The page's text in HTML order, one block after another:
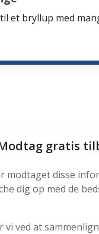
et bryllup med
gratis
modtaget disse
dig op med de
vi ved at